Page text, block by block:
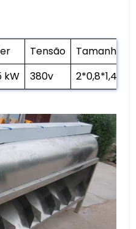
Tensão
Tamanho
kW 380v 2*0,8*1,4 m